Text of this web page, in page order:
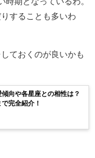
することも多いわ
ておくのが良いかも
向や各星座との相性は？
完全紹介！